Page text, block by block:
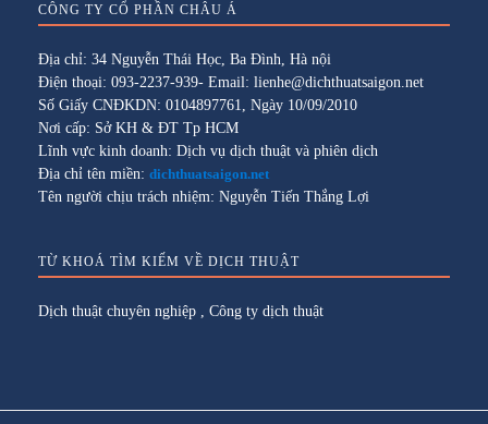
CÔNG TY CỔ PHẦN CHÂU Á
Địa chỉ: 34 Nguyễn Thái Học, Ba Đình, Hà nội
Điện thoại: 093-2237-939- Email: lienhe@dichthuatsaigon.net
Số Giấy CNĐKDN: 0104897761, Ngày 10/09/2010
Nơi cấp: Sở KH & ĐT Tp HCM
Lĩnh vực kinh doanh: Dịch vụ dịch thuật và phiên dịch
Địa chỉ tên miền: dichthuatsaigon.net
Tên người chịu trách nhiệm: Nguyễn Tiến Thắng Lợi
TỪ KHOÁ TÌM KIẾM VỀ DỊCH THUẬT
Dịch thuật chuyên nghiệp Công ty dịch thuật